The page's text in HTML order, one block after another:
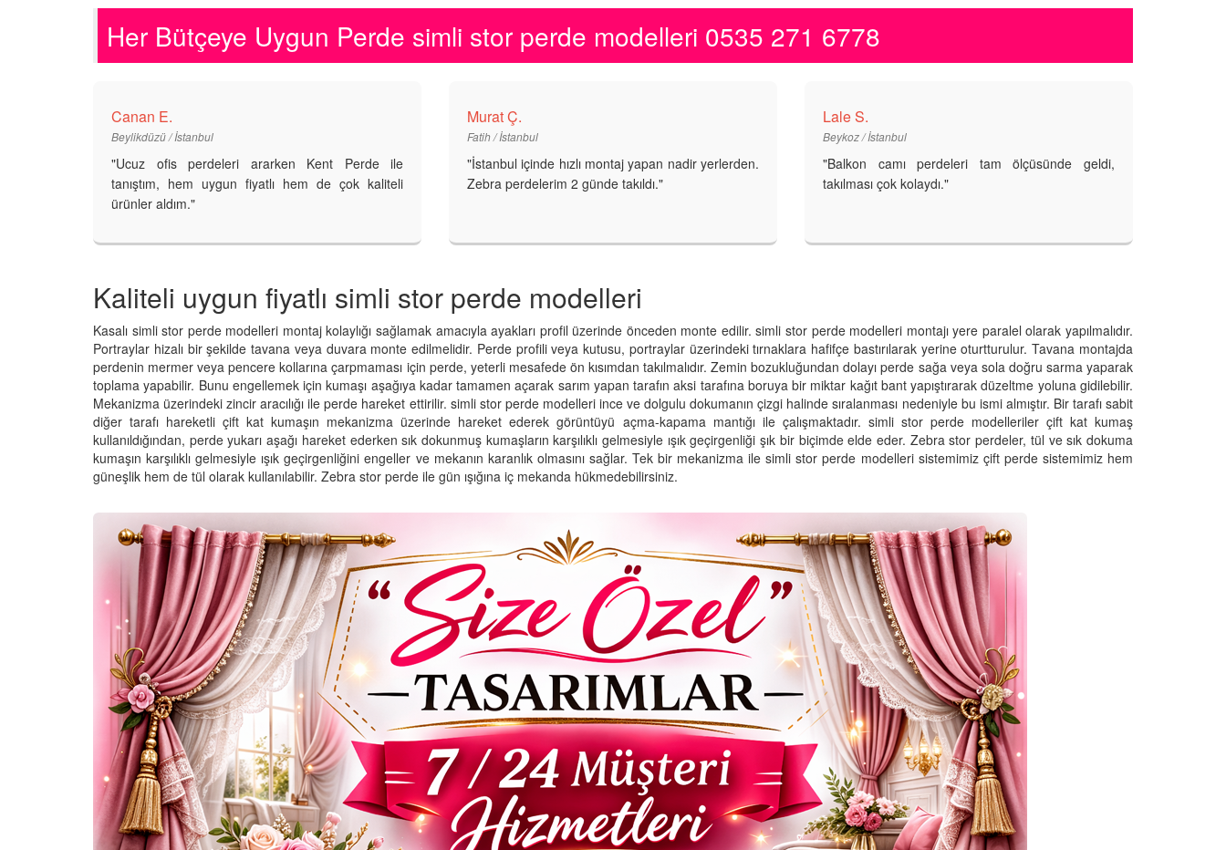
Her Bütçeye Uygun Perde simli stor perde modelleri 0535 271 6778
Canan E.
Beylikdüzü / İstanbul
"Ucuz ofis perdeleri ararken Kent Perde ile
tanıştım, hem uygun fiyatlı hem de çok kaliteli
ürünler aldım."
Murat Ç.
Fatih / İstanbul
"İstanbul içinde hızlı montaj yapan nadir yerlerden.
Zebra perdelerim 2 günde takıldı."
Lale S.
Beykoz / İstanbul
"Balkon camı perdeleri tam ölçüsünde geldi,
takılması çok kolaydı."
Kaliteli uygun fiyatlı simli stor perde modelleri
Kasalı simli stor perde modelleri montaj kolaylığı sağlamak amacıyla ayakları profil üzerinde önceden monte edilir. simli stor perde modelleri montajı yere paralel olarak yapılmalıdır.
Portraylar hizalı bir şekilde tavana veya duvara monte edilmelidir. Perde profili veya kutusu, portraylar üzerindeki tırnaklara hafifçe bastırılarak yerine oturtturulur. Tavana montajda
perdenin mermer veya pencere kollarına çarpmaması için perde, yeterli mesafede ön kısımdan takılmalıdır. Zemin bozukluğundan dolayı perde sağa veya sola doğru sarma yaparak
toplama yapabilir. Bunu engellemek için kumaşı aşağıya kadar tamamen açarak sarım yapan tarafın aksi tarafına boruya bir miktar kağıt bant yapıştırarak düzeltme yoluna gidilebilir.
Mekanizma üzerindeki zincir aracılığı ile perde hareket ettirilir. simli stor perde modelleri ince ve dolgulu dokumanın çizgi halinde sıralanması nedeniyle bu ismi almıştır. Bir tarafı sabit
diğer tarafı hareketli çift kat kumaşın mekanizma üzerinde hareket ederek görüntüyü açma-kapama mantığı ile çalışmaktadır. simli stor perde modelleriler çift kat kumaş
kullanıldığından, perde yukarı aşağı hareket ederken sık dokunmuş kumaşların karşılıklı gelmesiyle ışık geçirgenliği şık bir biçimde elde eder. Zebra stor perdeler, tül ve sık dokuma
kumaşın karşılıklı gelmesiyle ışık geçirgenliğini engeller ve mekanın karanlık olmasını sağlar. Tek bir mekanizma ile simli stor perde modelleri sistemimiz çift perde sistemimiz hem
güneşlik hem de tül olarak kullanılabilir. Zebra stor perde ile gün ışığına iç mekanda hükmedebilirsiniz.